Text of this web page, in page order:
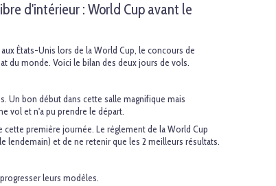
d'intérieur : World Cup avant le
États-Unis lors de la World Cup, le concours de
du monde. Voici le bilan des deux jours de vols.
Un bon début dans cette salle magnifique mais
vol et n'a pu prendre le départ.
première journée. Le règlement de la World Cup
lendemain) et de ne retenir que les 2 meilleurs résultats.
leurs modèles.